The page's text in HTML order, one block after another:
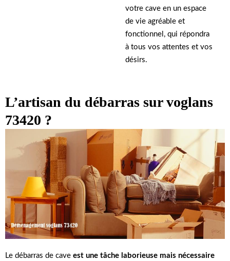
votre cave en un espace
de vie agréable et
fonctionnel, qui répondra
à tous vos attentes et vos
désirs.
L’artisan du débarras sur voglans
73420 ?
Le débarras de cave est une tâche laborieuse mais nécessaire